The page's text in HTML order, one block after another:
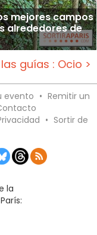
mejores campos
alrededores de
guías : Ocio >
evento • Remitir un
• Sortir de
la